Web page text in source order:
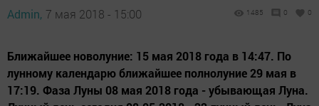
Admin, 7 мая 2018 - 15:00 1485 0 0
Ближайшее новолуние: 15 мая 2018 года в 14:47. По
лунному календарю ближайшее полнолуние 29 мая в
17:19. Фаза Луны 08 мая 2018 года - убывающая Луна.